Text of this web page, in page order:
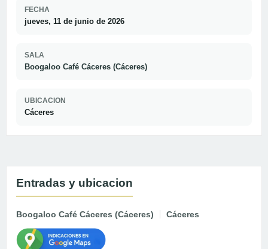
FECHA
jueves, 11 de junio de 2026
SALA
Boogaloo Café Cáceres (Cáceres)
UBICACION
Cáceres
Entradas y ubicacion
Boogaloo Café Cáceres (Cáceres) Cáceres